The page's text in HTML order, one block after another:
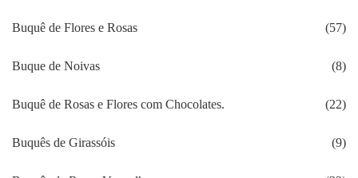
Buquê de Flores e Rosas (57)
Buque de Noivas (8)
Buquê de Rosas e Flores com Chocolates. (22)
Buquês de Girassóis (9)